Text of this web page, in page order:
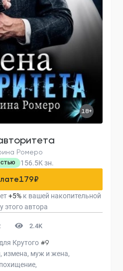
18+
Ромеро
156.5K зн.
179₽
+5% к вашей накопительной
этого автора
2.4K
Крутого #9
измена муж и жена
похищение